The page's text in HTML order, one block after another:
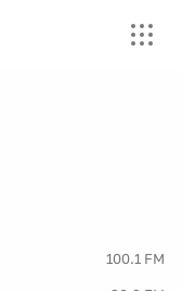
100.1 FM